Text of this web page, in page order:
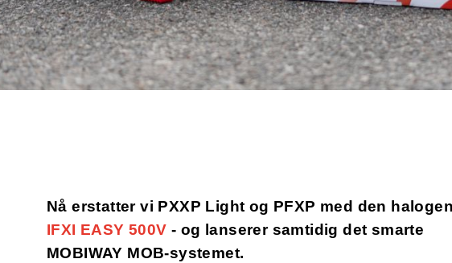
Nå erstatter vi PXXP Light og PFXP med den
IFXI EASY 500V - og lanserer samtidig det smarte
MOBIWAY MOB-systemet.